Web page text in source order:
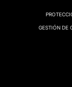
GESTIÓN DE